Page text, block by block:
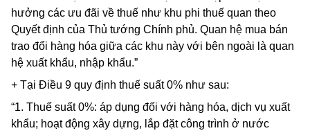
hưởng các ưu đãi về thuế như khu phi thuế quan theo
Quyết định của Thủ tướng Chính phủ. Quan hệ mua bán
trao đổi hàng hóa giữa các khu này với bên ngoài là quan
hệ xuất khẩu, nhập khẩu.”
+ Tại Điều 9 quy định thuế suất 0% như sau:
“1. Thuế suất 0%: áp dụng đối với hàng hóa, dịch vụ xuất
khẩu; hoạt động xây dựng, lắp đặt công trình ở nước